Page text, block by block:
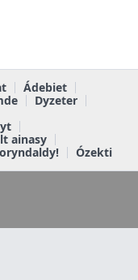
Ádebiet
Dyzeter
ainasy
Ózekti